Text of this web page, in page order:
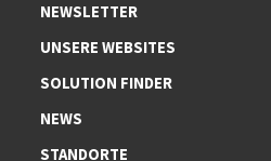
NEWSLETTER
UNSERE WEBSITES
SOLUTION FINDER
NEWS
STANDORTE